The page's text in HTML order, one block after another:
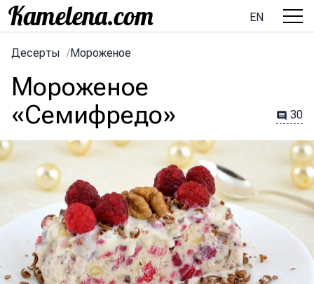
EN
Десерты /Мороженое
Мороженое
«Семифредо»
30